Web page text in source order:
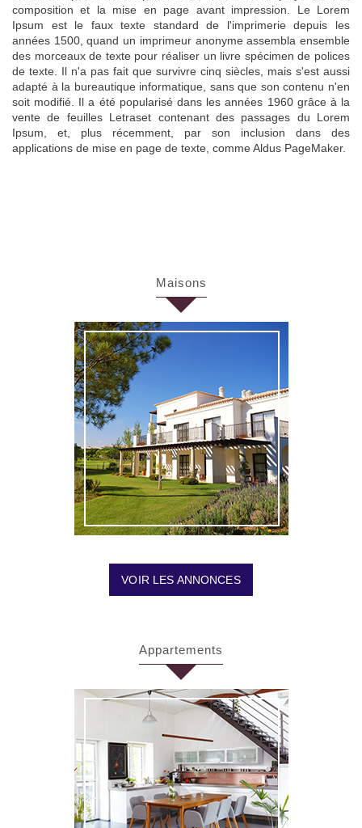
composition et la mise en page avant impression. Le Lorem
Ipsum est le faux texte standard de l'imprimerie depuis les
années 1500, quand un imprimeur anonyme assembla ensemble
des morceaux de texte pour réaliser un livre spécimen de polices
de texte. Il n'a pas fait que survivre cinq siècles, mais s'est aussi
adapté à la bureautique informatique, sans que son contenu n'en
soit modifié. Il a été popularisé dans les années 1960 grâce à la
vente de feuilles Letraset contenant des passages du Lorem
Ipsum, et, plus récemment, par son inclusion dans des
applications de mise en page de texte, comme Aldus PageMaker.
maisons
VOIR LES ANNONCES
appartements